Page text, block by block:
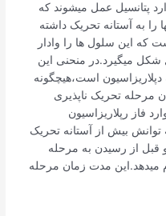
پتانسیل عمل میشوند که
را به آستانه تحریک داشته
که این سلول ها را وادار
میگیرد.در منحنی این
است،هیچگونه
مرحله تحریک ناپذیری
فاز رپلاریزاسیون
توانش بیش از آستانه تحریک
از رسیدن به مرحله
میدهد.این مدت زمان مرحله